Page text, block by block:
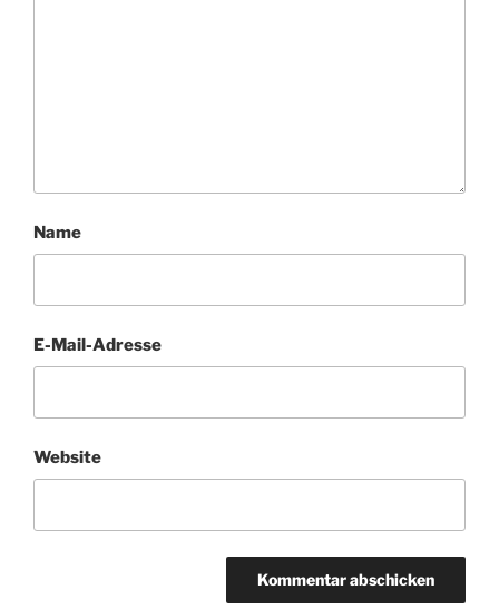
Name
E-Mail-Adresse
Website